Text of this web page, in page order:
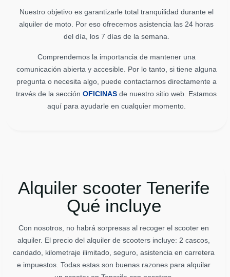
Nuestro objetivo es garantizarle total tranquilidad durante el
alquiler de moto. Por eso ofrecemos asistencia las 24 horas
del día, los 7 días de la semana.
Comprendemos la importancia de mantener una
comunicación abierta y accesible. Por lo tanto, si tiene alguna
pregunta o necesita algo, puede contactarnos directamente a
través de la sección OFICINAS de nuestro sitio web. Estamos
aquí para ayudarle en cualquier momento.
Alquiler scooter Tenerife
Qué incluye
Con nosotros, no habrá sorpresas al recoger el scooter en
alquiler. El precio del alquiler de scooters incluye: 2 cascos,
candado, kilometraje ilimitado, seguro, asistencia en carretera
e impuestos. Todas estas son buenas razones para alquilar